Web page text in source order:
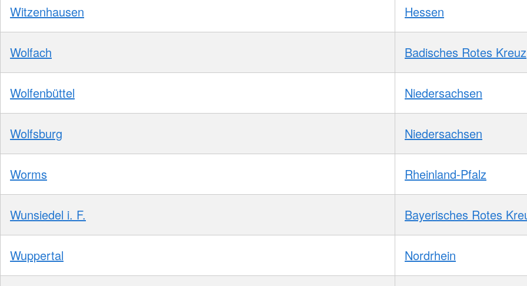
Witzenhausen Hessen
Wolfach Badisches Rotes Kreuz
Wolfenbüttel Niedersachsen
Wolfsburg Niedersachsen
Worms Rheinland-Pfalz
Wunsiedel i. F. Bayerisches Rotes
Wuppertal Nordrhein